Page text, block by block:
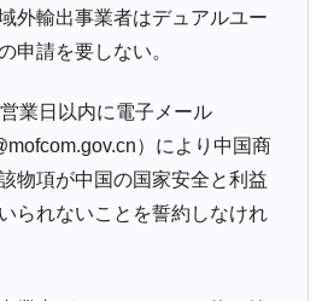
外輸出事業者はデュアルユー
申請を要しない。
業日以内に電子メール
）により中国商
物項が中国の国家安全と利益
られないことを誓約しなけれ